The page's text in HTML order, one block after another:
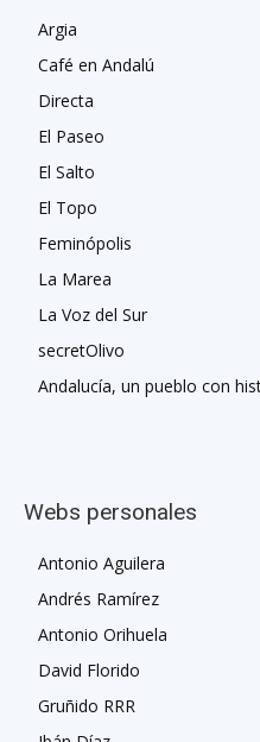
Argia
Café en Andalú
Directa
El Paseo
El Salto
El Topo
Feminópolis
La Marea
La Voz del Sur
secretOlivo
Andalucía, un pueblo con
Webs personales
Antonio Aguilera
Andrés Ramírez
Antonio Orihuela
David Florido
Gruñido RRR